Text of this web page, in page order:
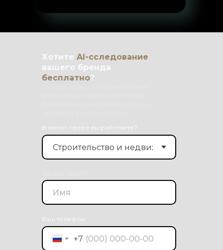
Хотите AI-сследование
вашего бренда
бесплатно?
В какой сфере вы работаете?
Ваш телефон
+7